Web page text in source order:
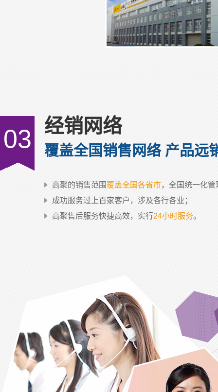
03 经销网络
覆盖全国销售网络 产品远
高聚的销售范围覆盖全国各省市，全国统一化管
成功服务过上百家客户，涉及各行各业；
高聚售后服务快捷高效，实行24小时服务。